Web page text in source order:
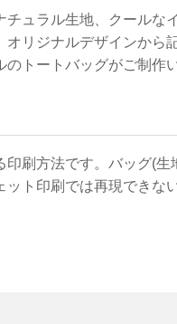
ュラル生地、クールな
リジナルデザインから
トートバッグがご制作
刷方法です。バッグ(生
ト印刷では再現できな